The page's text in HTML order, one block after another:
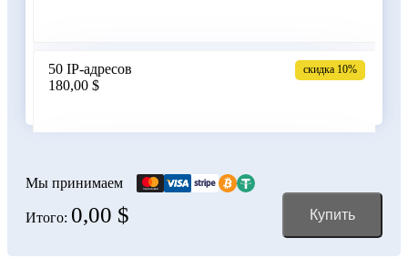
Боливия
50 IP-адресов
180,00 $
скидка 10%
356,00 $
150 IP-адресов
скидка 12%
Мы принимаем
Итого: 0,00 $ Купить